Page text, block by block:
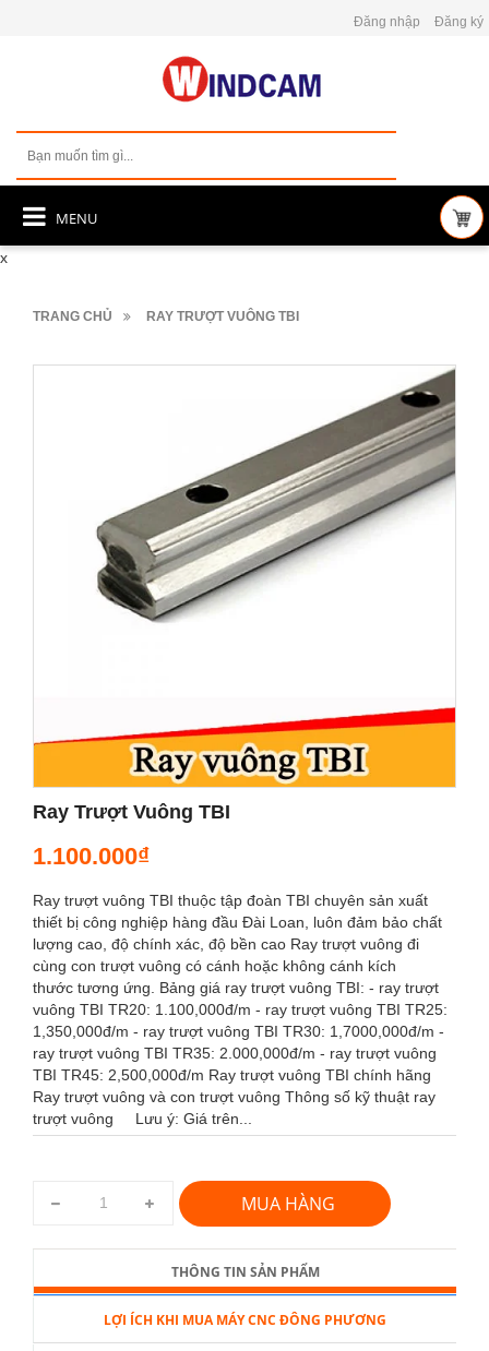
Đăng nhập Đăng ký
MENU
x
TRANG CHỦ RAY TRƯỢT VUÔNG TBI
Ray Trượt Vuông TBI
1.100.000₫
Ray trượt vuông TBI thuộc tập đoàn TBI chuyên sản xuất
thiết bị công nghiệp hàng đầu Đài Loan, luôn đảm bảo chất
lượng cao, độ chính xác, độ bền cao Ray trượt vuông đi
cùng con trượt vuông có cánh hoặc không cánh kích
thước tương ứng. Bảng giá ray trượt vuông TBI: - ray trượt
vuông TBI TR20: 1.100,000đ/m - ray trượt vuông TBI TR25:
1,350,000đ/m - ray trượt vuông TBI TR30: 1,7000,000đ/m -
ray trượt vuông TBI TR35: 2.000,000đ/m - ray trượt vuông
TBI TR45: 2,500,000đ/m Ray trượt vuông TBI chính hãng
Ray trượt vuông và con trượt vuông Thông số kỹ thuật ray
trượt vuông Lưu ý: Giá trên...
MUA HÀNG
THÔNG TIN SẢN PHẨM
LỢI ÍCH KHI MUA MÁY CNC ĐÔNG PHƯƠNG